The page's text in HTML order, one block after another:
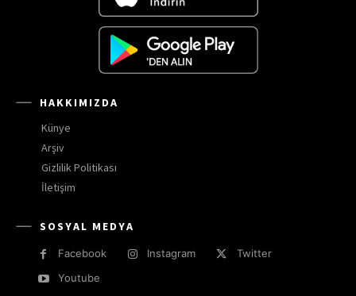
HAKKIMIZDA
Künye
Arşiv
Gizlilik Politikası
İletişim
SOSYAL MEDYA
Facebook Instagram
Twitter
Youtube